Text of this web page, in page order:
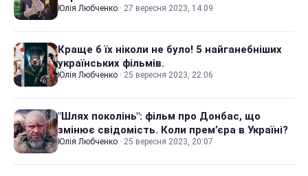
Юлія Любченко · 27 вересня 2023, 14:09
Краще б їх ніколи не було! 5 найганебніших
українських фільмів.
Юлія Любченко · 25 вересня 2023, 22:06
"Шлях поколінь": фільм про Донбас, що
змінює свідомість. Коли прем’єра в Україні?
Юлія Любченко · 25 вересня 2023, 20:07